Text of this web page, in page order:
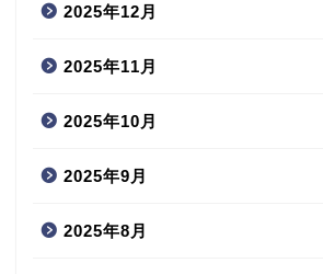
2025年12月
2025年11月
2025年10月
2025年9月
2025年8月